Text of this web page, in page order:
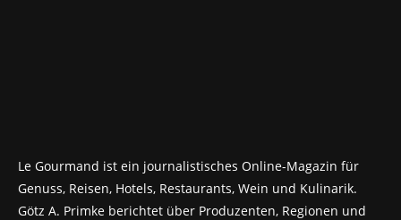
Le Gourmand ist ein journalistisches Online-Magazin für
Genuss, Reisen, Hotels, Restaurants, Wein und Kulinarik.
Götz A. Primke berichtet über Produzenten, Regionen und